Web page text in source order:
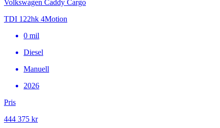
Volkswagen Caddy Cargo
TDI 122hk 4Motion
0 mil
Diesel
Manuell
2026
Pris
444 375 kr